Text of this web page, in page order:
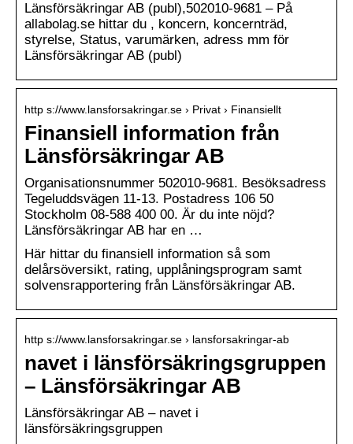
Länsförsäkringar AB (publ),502010-9681 – På
allabolag.se hittar du , koncern, koncernträd,
styrelse, Status, varumärken, adress mm för
Länsförsäkringar AB (publ)
http s://www.lansforsakringar.se › Privat › Finansiellt
Finansiell information från
Länsförsäkringar AB
Organisationsnummer 502010-9681. Besöksadress
Tegeluddsvägen 11-13. Postadress 106 50
Stockholm 08-588 400 00. Är du inte nöjd?
Länsförsäkringar AB har en …
Här hittar du finansiell information så som
delårsöversikt, rating, upplåningsprogram samt
solvensrapportering från Länsförsäkringar AB.
http s://www.lansforsakringar.se › lansforsakringar-ab
navet i länsförsäkringsgruppen
– Länsförsäkringar AB
Länsförsäkringar AB – navet i
länsförsäkringsgruppen